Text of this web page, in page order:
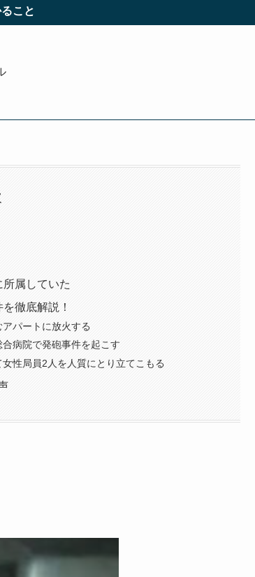
こと
属していた
徹底解説！
パートに放火する
病院で発砲事件を起こす
性局員2人を人質にとり立てこもる